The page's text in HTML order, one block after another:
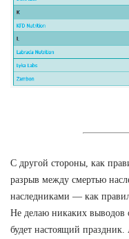
С другой стороны, как
разрыв между смертью
наследниками — как
Не делаю никаких выводов
будет настоящий праздник.